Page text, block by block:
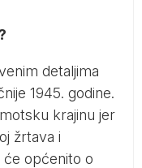
detaljima
1945. godine.
krajinu jer
žrtava i
će općenito o